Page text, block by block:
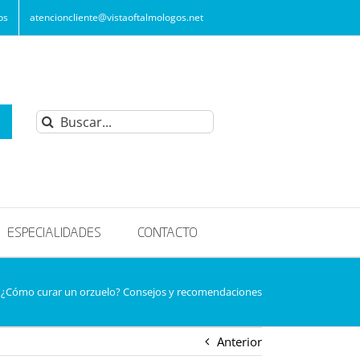
atencioncliente@vistaoftalmologos.net
Buscar:
ESPECIALIDADES CONTACTO
¿Cómo curar un orzuelo? Consejos y recomendaciones
Anterior